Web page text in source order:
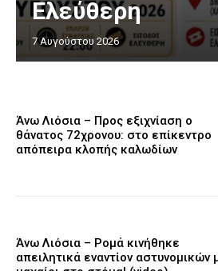
Ελεύθερη
7 Αυγούστου 2026
Άνω Λιόσια – Προς εξιχνίαση ο
θάνατος 72χρονου: στο επίκεντρο
απόπειρα κλοπής καλωδίων
Άνω Λιόσια – Ρομά κινήθηκε
απειλητικά εναντίον αστυνομικών